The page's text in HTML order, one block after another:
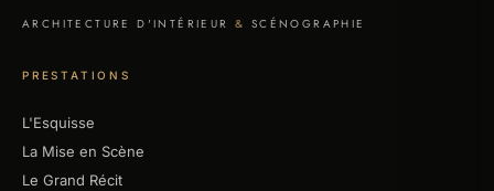
ARCHITECTURE D'INTÉRIEUR& SCÉNOGRAPHIE
PRESTATIONS
L'Esquisse
La Mise en Scène
Le Grand Récit